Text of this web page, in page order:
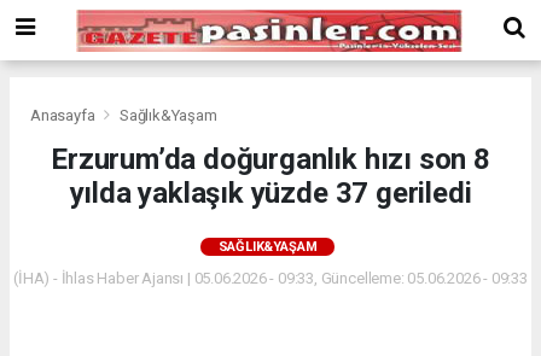
Bonusu
Veren
deneme
siteler
Anasayfa Sağlık&Yaşam
Erzurum’da doğurganlık hızı son 8
yılda yaklaşık yüzde 37 geriledi
SAĞLIK&YAŞAM
(İHA) - İhlas Haber Ajansı | 05.06.2026 - 09:33, Güncelleme: 05.06.2026 - 09:33